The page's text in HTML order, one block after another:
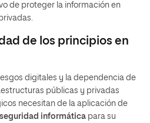
de proteger la información en
de los principios en
digitales y la dependencia de
públicas y privadas
necesitan de la aplicación de
informática para su